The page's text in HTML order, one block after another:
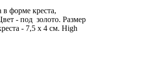
в форме креста,
- под золото. Размер
- 7,5 х 4 см. High